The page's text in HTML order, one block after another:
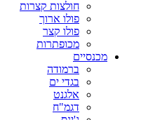
חולצות קצרות
פולו ארוך
פולו קצר
מכופתרות
מכנסיים
ברמודה
בגדי ים
אלגנט
דגמ"ח